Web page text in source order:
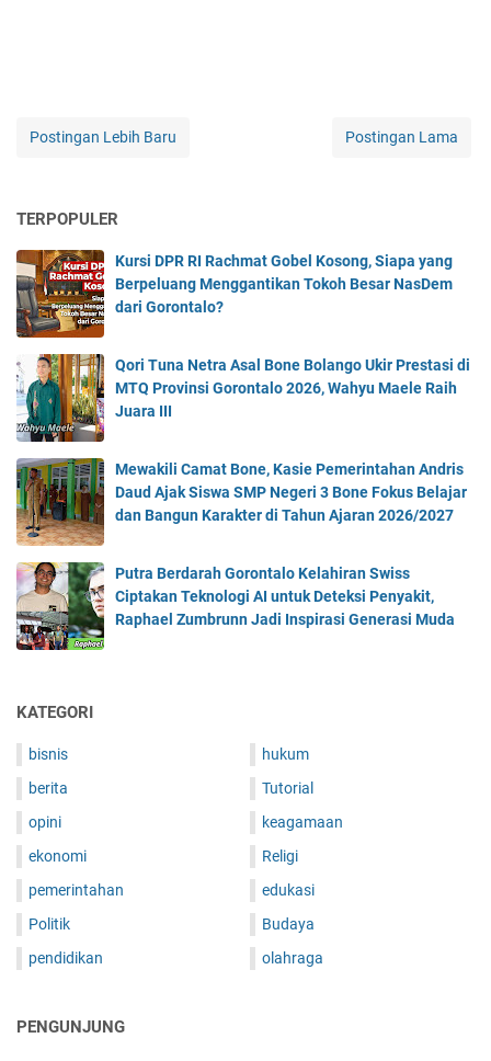
Postingan Lebih Baru Postingan Lama
TERPOPULER
Kursi DPR RI Rachmat Gobel Kosong, Siapa yang
Berpeluang Menggantikan Tokoh Besar NasDem
dari Gorontalo?
Qori Tuna Netra Asal Bone Bolango Ukir Prestasi di
MTQ Provinsi Gorontalo 2026, Wahyu Maele Raih
Juara III
Mewakili Camat Bone, Kasie Pemerintahan Andris
Daud Ajak Siswa SMP Negeri 3 Bone Fokus Belajar
dan Bangun Karakter di Tahun Ajaran 2026/2027
Putra Berdarah Gorontalo Kelahiran Swiss
Ciptakan Teknologi AI untuk Deteksi Penyakit,
Raphael Zumbrunn Jadi Inspirasi Generasi Muda
KATEGORI
bisnis
berita
opini
ekonomi
pemerintahan
Politik
pendidikan
hukum
Tutorial
keagamaan
Religi
edukasi
Budaya
olahraga
PENGUNJUNG